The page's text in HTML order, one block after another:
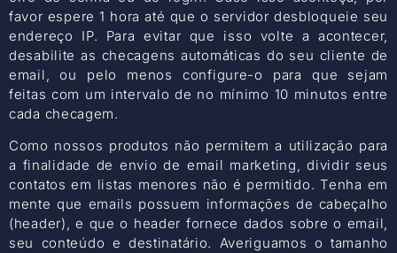
favor espere 1 hora até que o servidor desbloqueie seu
endereço IP. Para evitar que isso volte a acontecer,
desabilite as checagens automáticas do seu cliente de
email, ou pelo menos configure-o para que sejam
feitas com um intervalo de no mínimo 10 minutos entre
cada checagem.
Como nossos produtos não permitem a utilização para
a finalidade de envio de email marketing, dividir seus
contatos em listas menores não é permitido. Tenha em
mente que emails possuem informações de cabeçalho
(header), e que o header fornece dados sobre o email,
seu conteúdo e destinatário. Averiguamos o tamanho